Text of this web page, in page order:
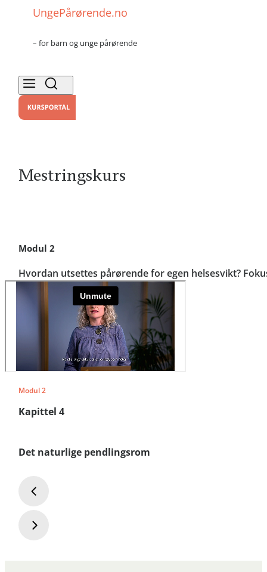
UngePårørende.no
– for barn og unge pårørende
Mestringskurs
Modul 2
Hvordan utsettes pårørende for egen helsesvikt?
Modul 2
Kapittel 4
Det naturlige pendlingsrom